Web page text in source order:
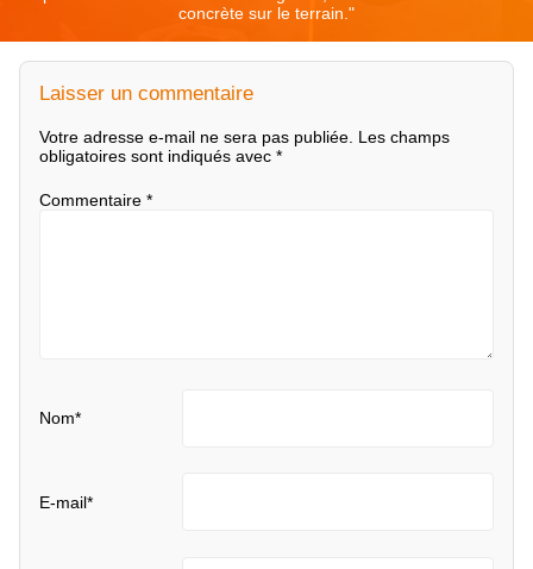
concrète sur le terrain."
Laisser un commentaire
Votre adresse e-mail ne sera pas publiée. Les champs
obligatoires sont indiqués avec *
Commentaire *
Nom*
E-mail*